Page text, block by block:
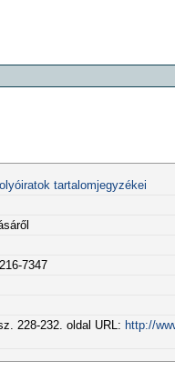
tartalomjegyzékei
7347
228-232. oldal URL: http://